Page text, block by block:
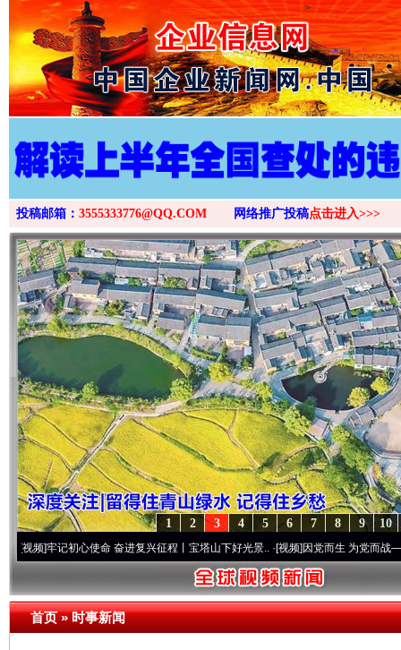
>
投稿邮箱： 3555333776@QQ.COM 网络推广投稿点击进入>>>
10
9
8
7
6
5
4
3
2
1
初心使命 奋进复兴征程丨宝塔山下好光景..·[视频]因党而生 为党而战——百年“纪”
首页»时事新闻